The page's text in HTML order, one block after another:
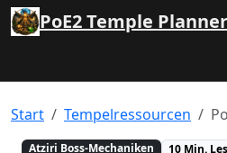
PoE2 Temple Planner
Start Tempelressourcen
Atziri Boss-Mechaniken
10 Min.